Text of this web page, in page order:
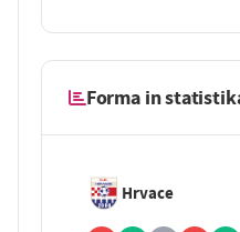
Forma in
Hrvace